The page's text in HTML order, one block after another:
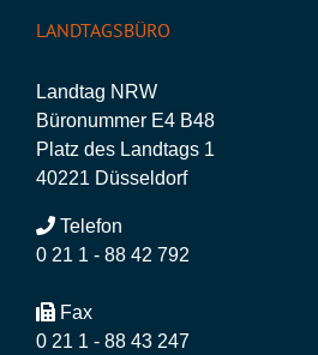
LANDTAGSBÜRO
Landtag NRW
Büronummer E4 B48
Platz des Landtags 1
40221 Düsseldorf
Telefon
0 21 1 - 88 42 792
Fax
0 21 1 - 88 43 247